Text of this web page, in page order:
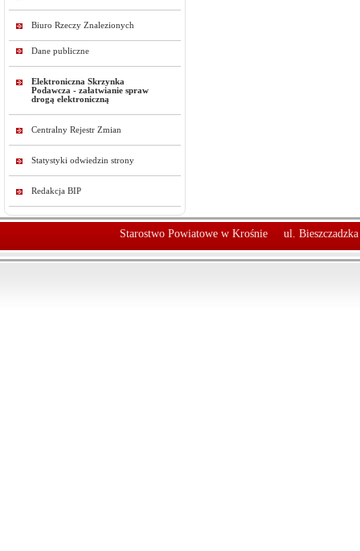
Biuro Rzeczy Znalezionych
Dane publiczne
Elektroniczna Skrzynka
Podawcza - załatwianie spraw
drogą elektroniczną
Centralny Rejestr Zmian
Statystyki odwiedzin strony
Redakcja BIP
Starostwo Powiatowe w Krośnie ul.